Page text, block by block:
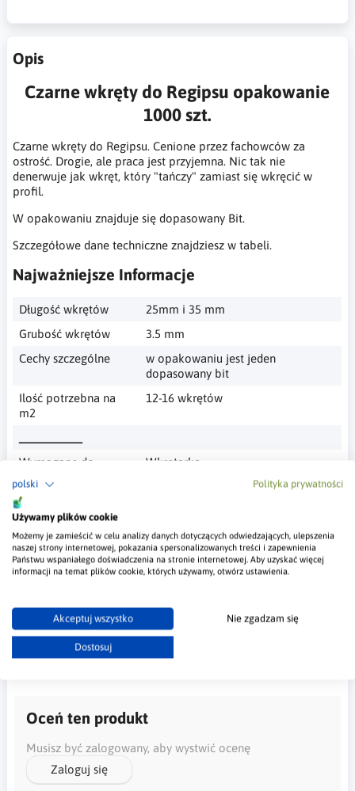
polski Polityka prywatności
Używamy plików cookie
Możemy je zamieścić w celu analizy danych dotyczących odwiedzających, ulepszenia
naszej strony internetowej, pokazania spersonalizowanych treści i zapewnienia
Państwu wspaniałego doświadczenia na stronie internetowej. Aby uzyskać więcej
informacji na temat plików cookie, których używamy, otwórz ustawienia.
Akceptuj wszystko Nie zgadzam się
Dostosuj
Opis
Czarne wkręty do Regipsu opakowanie
1000 szt.
Czarne wkręty do Regipsu. Cenione przez fachowców za
ostrość. Drogie, ale praca jest przyjemna. Nic tak nie
denerwuje jak wkręt, który "tańczy" zamiast się wkręcić w
profil.
W opakowaniu znajduje się dopasowany Bit.
Szczegółowe dane techniczne znajdziesz w tabeli.
Najważniejsze Informacje
Długość wkrętów
25mm i 35 mm
Grubość wkrętów
3.5 mm
Cechy szczególne
w opakowaniu jest jeden
dopasowany bit
Ilość potrzebna na
m2
12-16 wkrętów
Wymagane do
montażu
Wkrętarka
__________
Opcjonalne
narzędzia
Opinie Klientów
Oceń ten produkt
Musisz być zalogowany, aby wystwić ocenę
Zaloguj się